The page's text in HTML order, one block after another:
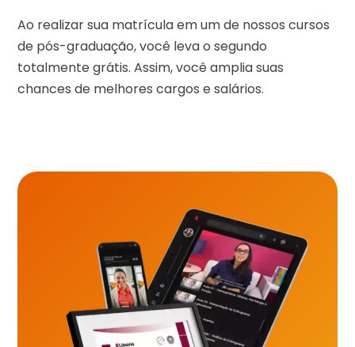
Ao realizar sua matrícula em um de nossos cursos
de pós-graduação, você leva o segundo
totalmente grátis. Assim, você amplia suas
chances de melhores cargos e salários.